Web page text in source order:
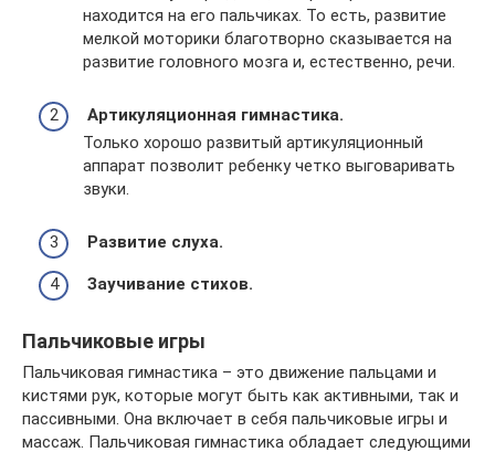
находится на его пальчиках. То есть, развитие
мелкой моторики благотворно сказывается на
развитие головного мозга и, естественно, речи.
Артикуляционная гимнастика.
Только хорошо развитый артикуляционный
аппарат позволит ребенку четко выговаривать
звуки.
Развитие слуха.
Заучивание стихов.
Пальчиковые игры
Пальчиковая гимнастика – это движение пальцами и
кистями рук, которые могут быть как активными, так и
пассивными. Она включает в себя пальчиковые игры и
массаж. Пальчиковая гимнастика обладает следующими